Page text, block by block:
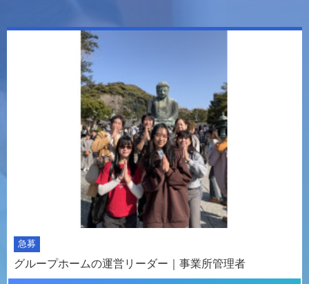
急募
グループホームの運営リーダー｜事業所管理者